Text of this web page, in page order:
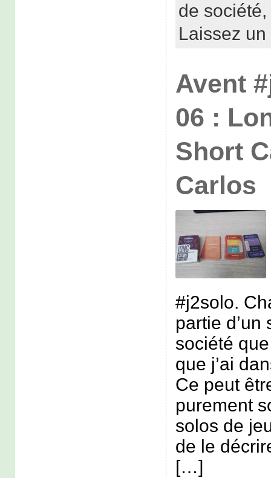
de société,
Laissez
Avent
06 :
Short
Carlos
#j2solo.
partie d’un
société
que j’ai
Ce peut
purement
solos de
de le
[…]